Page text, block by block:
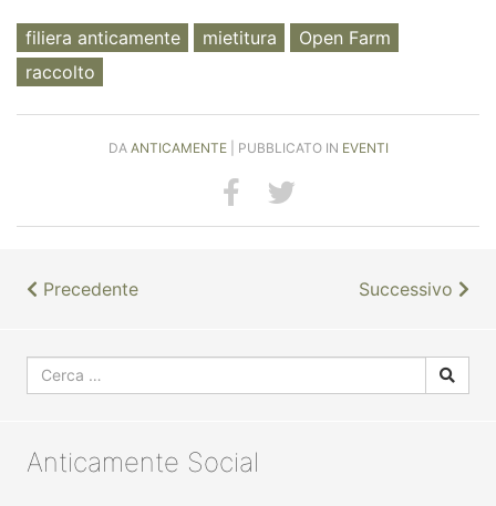
filiera anticamente mietitura
Open Farm
raccolto
DA ANTICAMENTE| PUBBLICATO IN EVENTI
Precedente Successivo
Anticamente Social